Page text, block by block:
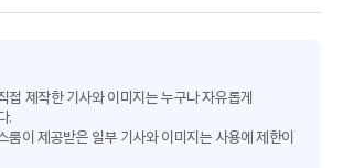
접 제작한 기사와 이미지는 누구나 자유롭게
.
룸이 제공받은 일부 기사와 이미지는 사용에 제한이